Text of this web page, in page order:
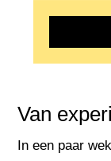
Van
In een paar